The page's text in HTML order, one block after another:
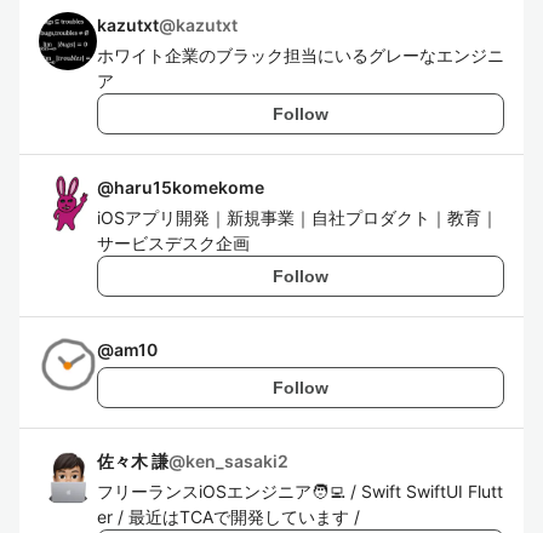
kazutxt@kazutxt
ホワイト企業のブラック担当にいるグレーなエンジニ
ア
Follow
@haru15komekome
iOSアプリ開発｜新規事業｜自社プロダクト｜教育｜
サービスデスク企画
Follow
@am10
Follow
佐々木 謙@ken_sasaki2
フリーランスiOSエンジニア🧑‍💻 / Swift SwiftUI Flutt
er / 最近はTCAで開発しています /